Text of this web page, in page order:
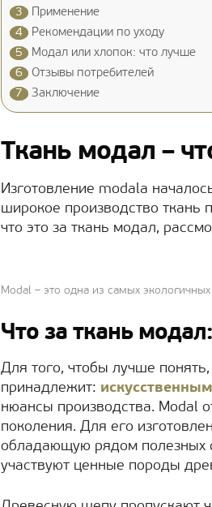
3
Применение
4
Рекомендации по уходу
5
Модал или хлопок: что лучше
6
Отзывы потребителей
7
Заключение
Ткань модал –
Изготовление modala
широкое производство ткань
что это за ткань модал,
Modal – это одна из самых экологичных
Что за ткань
Для того, чтобы лучше
принадлежит: искусственным
нюансы производства. Modal
поколения. Для его
обладающую рядом полезных
участвуют ценные породы